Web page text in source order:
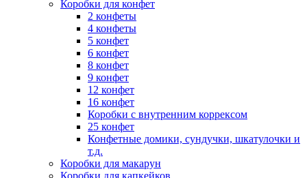
Коробки для конфет
2 конфеты
4 конфеты
5 конфет
6 конфет
8 конфет
9 конфет
12 конфет
16 конфет
Коробки с внутренним коррексом
25 конфет
Конфетные домики, сундучки, шкатулочки и
т.д.
Коробки для макарун
Коробки для капкейков